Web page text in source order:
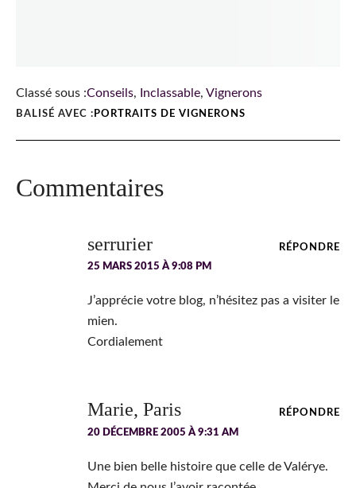
Classé sous :Conseils, Inclassable, Vignerons
BALISÉ AVEC : PORTRAITS DE VIGNERONS
Interactions
Commentaires
serrurier
25 MARS 2015 À 9:08 PM
J’apprécie votre blog, n’hésitez pas a visiter le
mien.
Cordialement
RÉPONDRE
Marie, Paris
20 DÉCEMBRE 2005 À 9:31 AM
Une bien belle histoire que celle de Valérye.
RÉPONDRE